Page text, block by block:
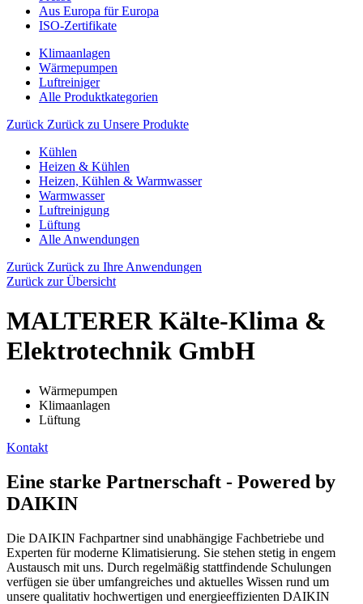
Aus Europa für Europa
ISO-Zertifikate
Klimaanlagen
Wärmepumpen
Luftreiniger
Alle Produktkategorien
Zurück Zurück zu Unsere Produkte
Kühlen
Heizen & Kühlen
Heizen, Kühlen & Warmwasser
Warmwasser
Luftreinigung
Lüftung
Alle Anwendungen
Zurück Zurück zu Ihre Anwendungen
Zurück zur Übersicht
MALTERER Kälte-Klima &
Elektrotechnik GmbH
Wärmepumpen
Klimaanlagen
Lüftung
Kontakt
Eine starke Partnerschaft - Powered by
DAIKIN
Die DAIKIN Fachpartner sind unabhängige Fachbetriebe und
Experten für moderne Klimatisierung. Sie stehen stetig in engem
Austausch mit uns. Durch regelmäßig stattfindende Schulungen
verfügen sie über umfangreiches und aktuelles Wissen rund um
unsere qualitativ hochwertigen und energieeffizienten DAIKIN